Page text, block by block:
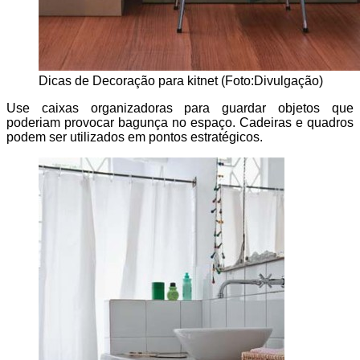
Dicas de Decoração para kitnet (Foto:Divulgação)
Use caixas organizadoras para guardar objetos que
poderiam provocar bagunça no espaço. Cadeiras e quadros
podem ser utilizados em pontos estratégicos.